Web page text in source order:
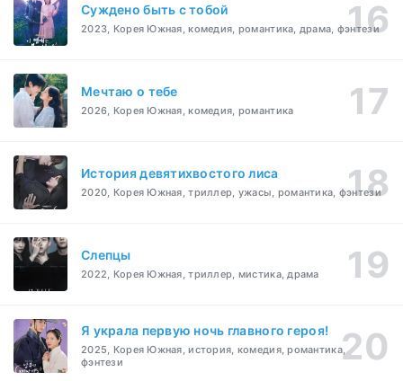
Суждено быть с тобой
2023, Корея Южная, комедия, романтика, драма, фэнтези
Мечтаю о тебе
2026, Корея Южная, комедия, романтика
История девятихвостого лиса
2020, Корея Южная, триллер, ужасы, романтика, фэнтези
Слепцы
2022, Корея Южная, триллер, мистика, драма
Я украла первую ночь главного героя!
2025, Корея Южная, история, комедия, романтика,
фэнтези